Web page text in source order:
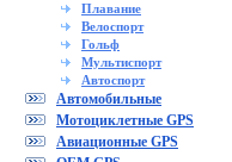
Плавание
Велоспорт
Гольф
Мультиспорт
Автоспорт
Автомобильные
Мотоциклетные GPS
Авиационные GPS